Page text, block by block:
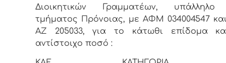
Διοικητικών Γραμματέων,
τμήματος Πρόνοιας, με ΑΦΜ 034004547
ΑΖ 205033, για το κάτωθι επίδομα
αντίστοιχο ποσό :